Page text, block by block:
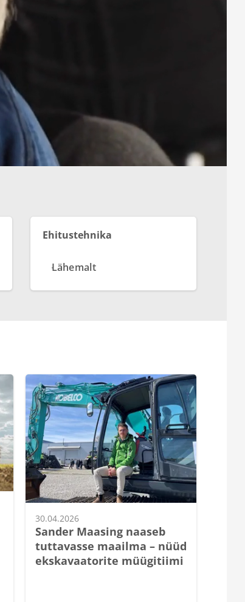
Ehitustehnika
Lähemalt
30.04.2026
Sander Maasing naaseb
tuttavasse maailma – nüüd
ekskavaatorite müügitiimi